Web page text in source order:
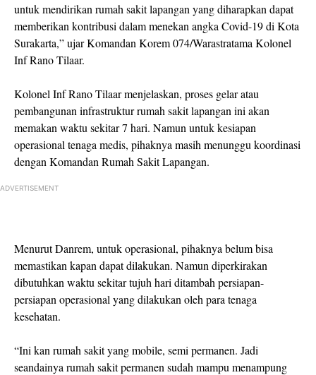
untuk mendirikan rumah sakit lapangan yang diharapkan dapat
memberikan kontribusi dalam menekan angka Covid-19 di Kota
Surakarta,” ujar Komandan Korem 074/Warastratama Kolonel
Inf Rano Tilaar.
Kolonel Inf Rano Tilaar menjelaskan, proses gelar atau
pembangunan infrastruktur rumah sakit lapangan ini akan
memakan waktu sekitar 7 hari. Namun untuk kesiapan
operasional tenaga medis, pihaknya masih menunggu koordinasi
dengan Komandan Rumah Sakit Lapangan.
ADVERTISEMENT
Menurut Danrem, untuk operasional, pihaknya belum bisa
memastikan kapan dapat dilakukan. Namun diperkirakan
dibutuhkan waktu sekitar tujuh hari ditambah persiapan-
persiapan operasional yang dilakukan oleh para tenaga
kesehatan.
“Ini kan rumah sakit yang mobile, semi permanen. Jadi
seandainya rumah sakit permanen sudah mampu menampung